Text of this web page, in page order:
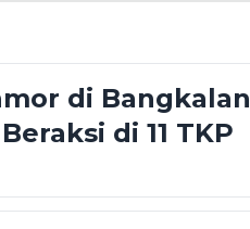
di Bangkalan
di 11 TKP